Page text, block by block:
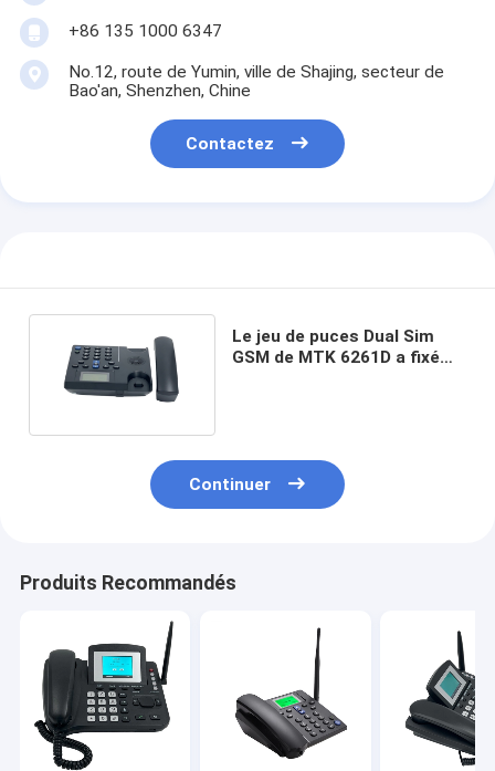
+86 135 1000 6347
No.12, route de Yumin, ville de Shajing, secteur de
Bao'an, Shenzhen, Chine
Contactez
Le jeu de puces Dual Sim
GSM de MTK 6261D a fixé
Continuer
Produits Recommandés